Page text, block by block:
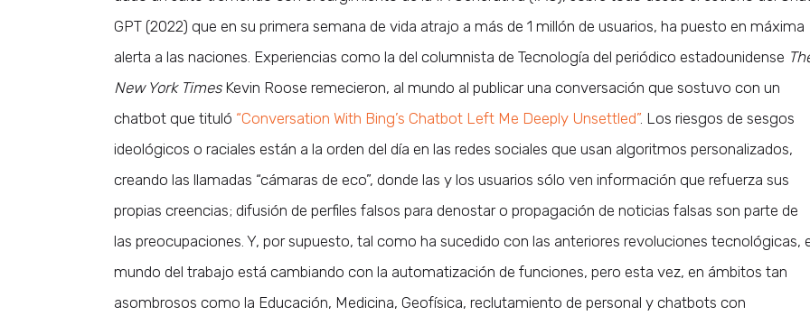
GPT (2022) que en su primera semana de vida atrajo a más de 1 millón de usuarios, ha puesto en máxima
alerta a las naciones. Experiencias como la del columnista de Tecnología del periódico estadounidense
New York TimesKevin Roose remecieron, al mundo al publicar una conversación que sostuvo con un
chatbot que tituló “Conversation With Bing’s Chatbot Left Me Deeply Unsettled”. Los riesgos de sesgos
ideológicos o raciales están a la orden del día en las redes sociales que usan algoritmos personalizados,
creando las llamadas “cámaras de eco”, donde las y los usuarios sólo ven información que refuerza sus
propias creencias; difusión de perfiles falsos para denostar o propagación de noticias falsas son parte de
las preocupaciones. Y, por supuesto, tal como ha sucedido con las anteriores revoluciones tecnológicas,
mundo del trabajo está cambiando con la automatización de funciones, pero esta vez, en ámbitos tan
asombrosos como la Educación, Medicina, Geofísica, reclutamiento de personal y chatbots con